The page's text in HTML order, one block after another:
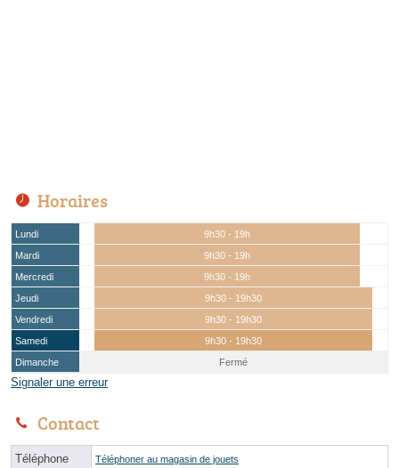
Horaires
Lundi
9h30 - 19h
Mardi
9h30 - 19h
Mercredi
9h30 - 19h
Jeudi
9h30 - 19h30
Vendredi
9h30 - 19h30
Samedi
9h30 - 19h30
Dimanche
Fermé
Signaler une erreur
Contact
Téléphone Téléphoner au magasin de jouets